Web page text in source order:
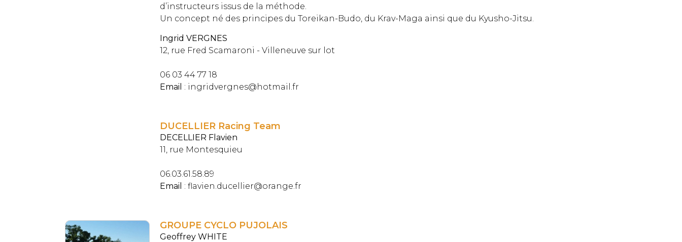
d’instructeurs issus de la méthode.
Un concept né des principes du Toreikan-Budo, du Krav-Maga ainsi que du Kyusho-Jitsu.
Ingrid VERGNES
12, rue Fred Scamaroni - Villeneuve sur lot
06 03 44 77 18
Email : ingridvergnes@hotmail.fr
DUCELLIER Racing Team
DECELLIER Flavien
11, rue Montesquieu
06.03.61.58.89
Email : flavien.ducellier@orange.fr
GROUPE CYCLO PUJOLAIS
Geoffrey WHITE